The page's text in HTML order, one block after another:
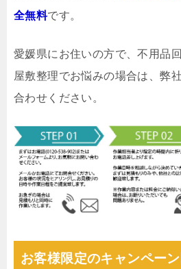
全無料です。
愛媛県にお住いの方で、不用品
屋敷整理でお悩みの場合は、弊
合わせください。
お客様限定のキャンペーン